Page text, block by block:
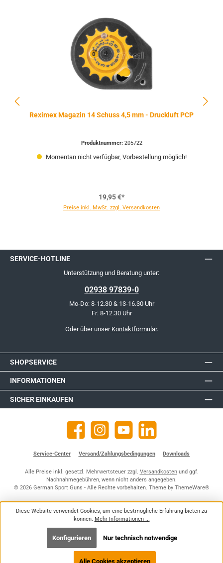
Reximex Magazin 14 Schuss 4,5 mm - Druckluft PCP
Produktnummer: 205722
Momentan nicht verfügbar, Vorbestellung möglich!
19,95 €*
Preise inkl. MwSt. zzgl. Versandkosten
SERVICE-HOTLINE
Unterstützung und Beratung unter:
02938 97839-0
Mo-Do: 8-12.30 & 13-16.30 Uhr
Fr: 8-12.30 Uhr
Oder über unser Kontaktformular.
SHOPSERVICE
INFORMATIONEN
SICHER EINKAUFEN
Facebook Instagram YouTube https://de.linkedin.com/company/
Service-Center Versand/Zahlungsbedingungen Downloads
Alle Preise inkl. gesetzl. Mehrwertsteuer zzgl. Versandkostenund ggf.
Nachnahmegebühren, wenn nicht anders angegeben.
© 2026 German Sport Guns - Alle Rechte vorbehalten. Theme by ThemeWare®
Diese Website verwendet Cookies, um eine bestmögliche Erfahrung bieten zu
können. Mehr Informationen ...
Nur technisch notwendige
Konfigurieren
Alle Cookies akzeptieren